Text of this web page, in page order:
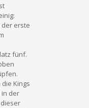
der erste
fünf.
Kings
der